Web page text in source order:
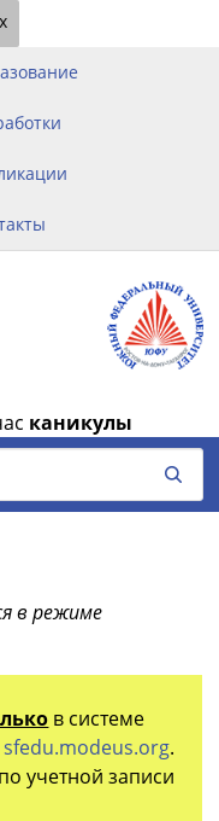
каникулы
в режиме
в системе
sfedu.modeus.org.
учетной записи